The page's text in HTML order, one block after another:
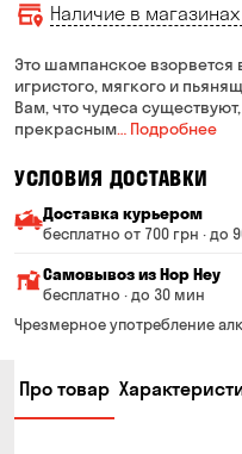
Наличие в
Это шампанское
игристого, мягкого и
Вам, что чудеса
прекрасным… Подробнее
УСЛОВИЯ ДОСТАВКИ
Доставка курьером
бесплатно от 700 грн · до
Минимальная сумма
Стоимость доставки
От 200 до 299 грн
От 400 до 699 грн
Самовывоз из Hop Hey
бесплатно · до 30 мин
Минимальная
Можете без очереди
для Вас время
Чрезмерное употребление
Про товар